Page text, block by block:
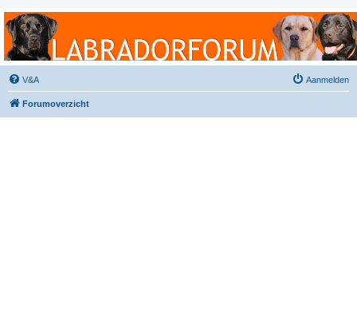
Labradorforum
Het gezelligste Labradorforum van Nederland en België!
V&A Aanmelden
Forumoverzicht